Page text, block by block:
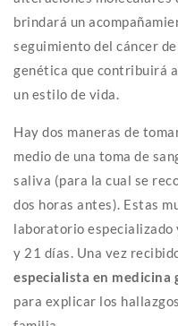
brindará un
seguimiento del cáncer
genética que contribuirá
un estilo de vida.
Hay dos maneras de
medio de una toma de
saliva (para la cual se
dos horas antes). Estas
laboratorio
y 21 días. Una vez
especialista en medicina
para explicar los